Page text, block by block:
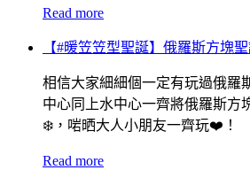
Read more
【#暖笠笠型聖誕】俄羅斯方塊
相信大家細細個一定有玩過俄羅
中心同上水中心一齊將俄羅斯方
❄️，啱晒大人小朋友一齊玩❤️！
Read more